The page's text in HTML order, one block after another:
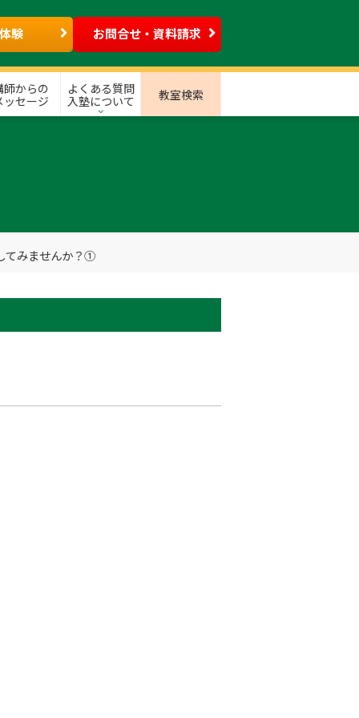
験 お問合せ・資料請求
師からの
ッセージ
よくある質問
入塾について
教室検索
てみませんか？①